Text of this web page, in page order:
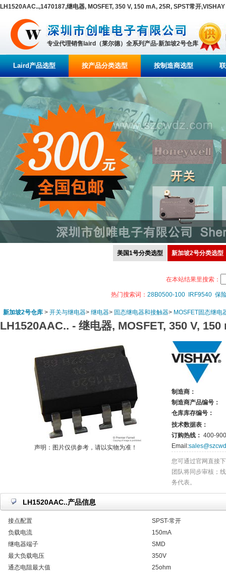
LH1520AAC..,1470187,继电器, MOSFET, 350 V, 150 mA, 25R, SPST常开,VISHAY
专业代理销售laird（莱尔德）全系列产品-新加坡2号仓库
Laird产品选型 按产品分类选型 按制造商选型
美国1号分类选型 新加坡2号分类选型
在本站结果里搜索：
热门搜索词： 28B0500-100 IRF9540 保
新加坡2号仓库 > 开关与继电器> 继电器> 固态继电器和接触器> MOSFET固态继电
LH1520AAC.. - 继电器, MOSFET, 350 V,
声明：图片仅供参考，请以实物为准！
制造商：
制造商产品编号：
仓库库存编号：
技术数据表：
订购热线： 400-
Email:
您可通过官网直接
团队将同步审核；
务代表。
LH1520AAC..产品信息
接点配置
SPST-常开
负载电流
150mA
继电器端子
SMD
最大负载电压
350V
通态电阻最大值
25ohm